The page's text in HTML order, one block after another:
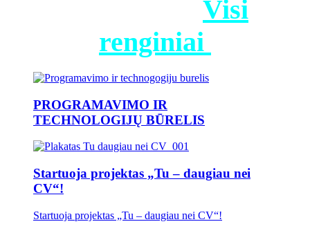
Visi
renginiai
PROGRAMAVIMO IR
TECHNOLOGIJŲ BŪRELIS
Startuoja projektas „Tu – daugiau nei
CV“!
Startuoja projektas „Tu – daugiau nei CV“!